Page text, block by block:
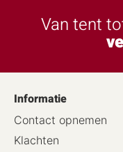
Van tent
Informatie
Contact opnemen
Klachten